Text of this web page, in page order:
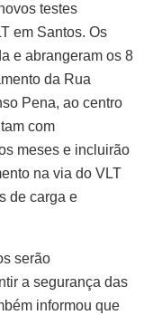
testes
em Santos. Os
e abrangeram os 8
da Rua
Pena, ao centro
com
meses e incluirão
na via do VLT
de carga e
serão
a segurança das
informou que